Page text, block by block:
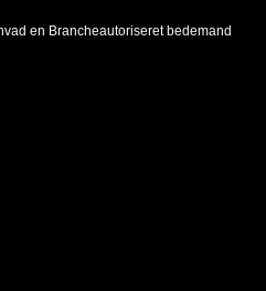
en Brancheautoriseret bedemand